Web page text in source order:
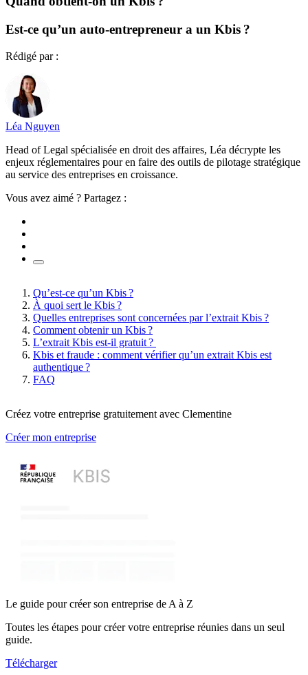
Est-ce qu’un auto-entrepreneur a un Kbis ?
Rédigé par :
Léa Nguyen
Head of Legal spécialisée en droit des affaires, Léa décrypte les
enjeux réglementaires pour en faire des outils de pilotage stratégique
au service des entreprises en croissance.
Vous avez aimé ? Partagez :
Qu’est-ce qu’un Kbis ?
À quoi sert le Kbis ?
Quelles entreprises sont concernées par l’extrait Kbis ?
Comment obtenir un Kbis ?
L’extrait Kbis est-il gratuit ?
Kbis et fraude : comment vérifier qu’un extrait Kbis est
authentique ?
FAQ
Créez votre entreprise gratuitement avec Clementine
Créer mon entreprise
Le guide pour créer son entreprise de A à Z
Toutes les étapes pour créer votre entreprise réunies dans un seul
guide.
Télécharger